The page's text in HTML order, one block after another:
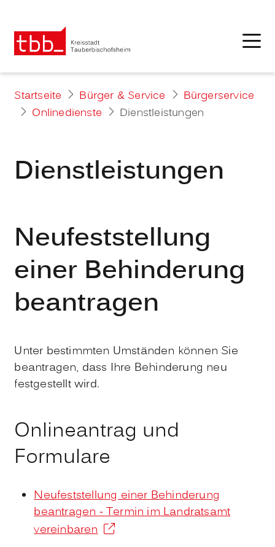
Startseite Bürger & Service
Bürgerservice
Onlinedienste
Dienstleistungen
Dienstleistungen
Neufeststellung
einer Behinderung
beantragen
Unter bestimmten Umständen können Sie
beantragen, dass Ihre Behinderung neu
festgestellt wird.
Onlineantrag und
Formulare
Neufeststellung einer Behinderung
beantragen - Termin im Landratsamt
vereinbaren